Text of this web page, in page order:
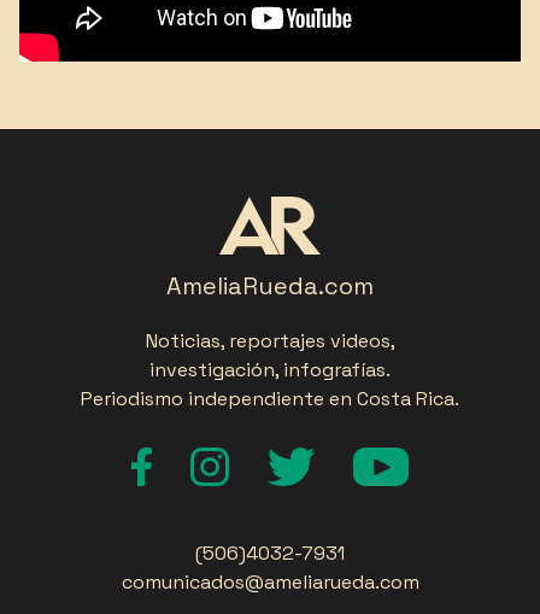
AmeliaRueda.com
Noticias, reportajes videos,
investigación, infografías.
Periodismo independiente en Costa Rica.
(506)4032-7931
comunicados@ameliarueda.com